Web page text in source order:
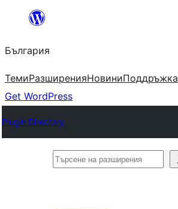
България
ТемиРазширенияНовиниПоддръжка
Get WordPress
Plugin Directory
Търсене